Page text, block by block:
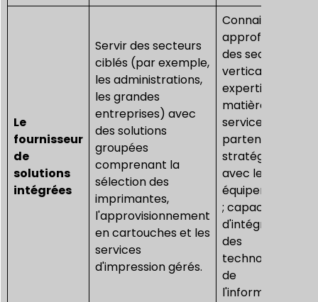
Le
fournisseur
de
solutions
intégrées
Servir des secteurs
ciblés (par exemple,
les administrations,
les grandes
entreprises) avec
des solutions
groupées
comprenant la
sélection des
imprimantes,
l'approvisionnement
en cartouches et les
services
d'impression gérés.
Connaissance
approfondie
des secteurs
verticaux et
expertise en
matière de
services ;
partenariats
stratégiques
avec les
équipementiers
; capacités
d'intégration
des
technologies
de
l'information.